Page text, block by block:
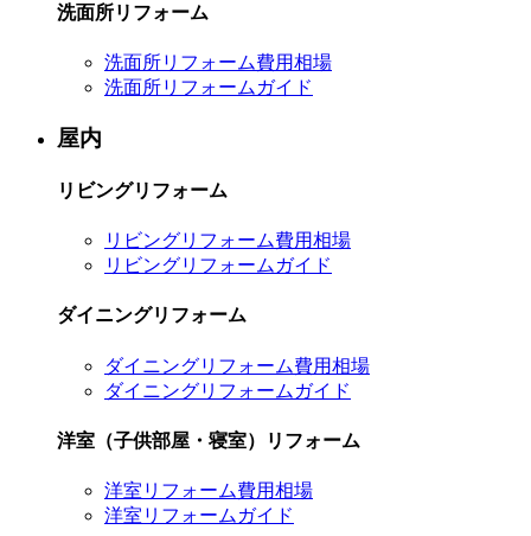
洗面所リフォーム
洗面所リフォーム費用相場
洗面所リフォームガイド
屋内
リビングリフォーム
リビングリフォーム費用相場
リビングリフォームガイド
ダイニングリフォーム
ダイニングリフォーム費用相場
ダイニングリフォームガイド
洋室（子供部屋・寝室）リフォーム
洋室リフォーム費用相場
洋室リフォームガイド